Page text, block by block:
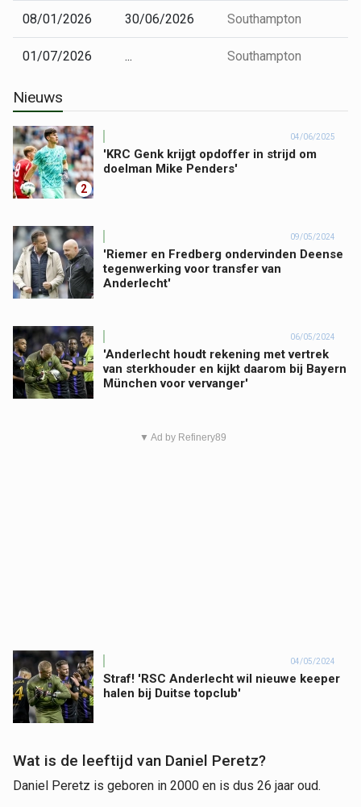
08/01/2026 30/06/2026 Southampton
01/07/2026 ... Southampton
Nieuws
2
04/06/2025
'KRC Genk krijgt opdoffer in strijd om
doelman Mike Penders'
09/05/2024
'Riemer en Fredberg ondervinden Deense
tegenwerking voor transfer van
Anderlecht'
06/05/2024
'Anderlecht houdt rekening met vertrek
van sterkhouder en kijkt daarom bij Bayern
München voor vervanger'
▼ Ad by Refinery89
04/05/2024
Straf! 'RSC Anderlecht wil nieuwe keeper
halen bij Duitse topclub'
Wat is de leeftijd van Daniel Peretz?
Daniel Peretz is geboren in 2000 en is dus 26 jaar oud.